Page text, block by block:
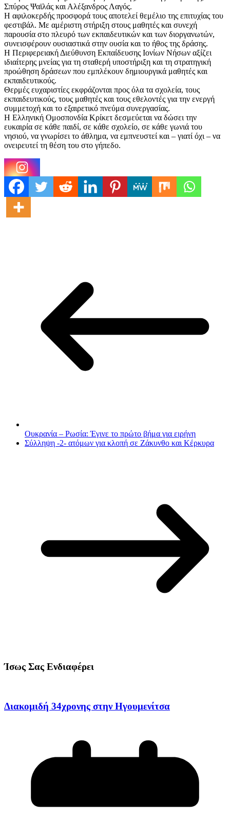
Σπύρος Ψαϊλάς και Αλέξανδρος Λαγός.
Η αφιλοκερδής προσφορά τους αποτελεί θεμέλιο της επιτυχίας του
φεστιβάλ. Με αμέριστη στήριξη στους μαθητές και συνεχή
παρουσία στο πλευρό των εκπαιδευτικών και των διοργανωτών,
συνεισφέρουν ουσιαστικά στην ουσία και το ήθος της δράσης.
Η Περιφερειακή Διεύθυνση Εκπαίδευσης Ιονίων Νήσων αξίζει
ιδιαίτερης μνείας για τη σταθερή υποστήριξη και τη στρατηγική
προώθηση δράσεων που εμπλέκουν δημιουργικά μαθητές και
εκπαιδευτικούς.
Θερμές ευχαριστίες εκφράζονται προς όλα τα σχολεία, τους
εκπαιδευτικούς, τους μαθητές και τους εθελοντές για την ενεργή
συμμετοχή και το εξαιρετικό πνεύμα συνεργασίας.
Η Ελληνική Ομοσπονδία Κρίκετ δεσμεύεται να δώσει την
ευκαιρία σε κάθε παιδί, σε κάθε σχολείο, σε κάθε γωνιά του
νησιού, να γνωρίσει το άθλημα, να εμπνευστεί και – γιατί όχι – να
ονειρευτεί τη θέση του στο γήπεδο.
Ουκρανία – Ρωσία: Έγινε το πρώτο βήμα για ειρήνη
Σύλληψη -2- ατόμων για κλοπή σε Ζάκυνθο και Κέρκυρα
Ίσως Σας Ενδιαφέρει
Διακομιδή 34χρονης στην Ηγουμενίτσα